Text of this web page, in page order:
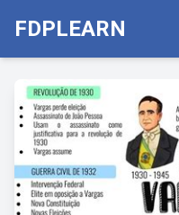
FDPLEARN